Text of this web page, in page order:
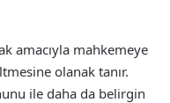
amacıyla mahkemeye
olanak tanır.
ile daha da belirgin